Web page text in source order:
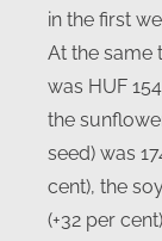
in the first
At the same
was HUF
the
seed) was
cent), the
(+32 per